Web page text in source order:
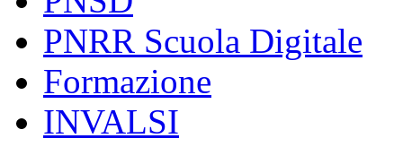
PNRR Scuola Digitale
Formazione
INVALSI